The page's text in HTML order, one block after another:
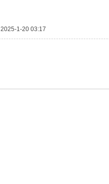
2025-1-20 03:17